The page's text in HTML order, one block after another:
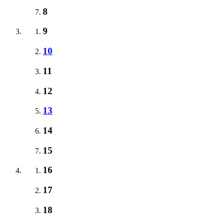
8
9
10
11
12
13
14
15
16
17
18